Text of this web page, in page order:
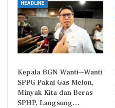
HEADLINE
Kepala BGN Wanti—Wanti
SPPG Pakai Gas Melon,
Minyak Kita dan Beras
SPHP, Langsung…